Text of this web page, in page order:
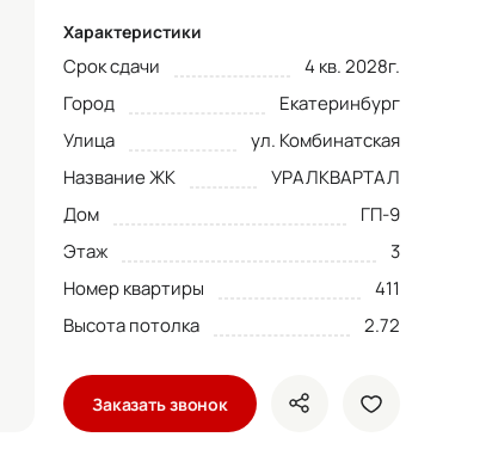
Характеристики
Срок сдачи
4 кв. 2028г.
Город
Екатеринбург
Улица
ул. Комбинатская
Название ЖК
УРАЛКВАРТАЛ
Дом
ГП-9
Этаж
3
Номер квартиры
411
Высота потолка
2.72
Заказать звонок показать кнопки
добавить в